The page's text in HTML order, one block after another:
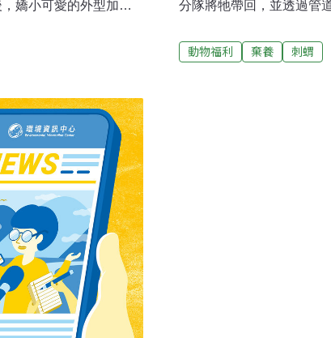
嬌小可愛的外型加上
動物的原生環境十分
物。以馴養刺蝟來
運動，甚至是獵食，
中，飼主很難替這些
能把這些動物放在類
。
分隊將牠帶回，並透過管
分隊做簡單的傷口處理；
眾因此買來當寵物飼養，
動物福利 棄養 刺蝟